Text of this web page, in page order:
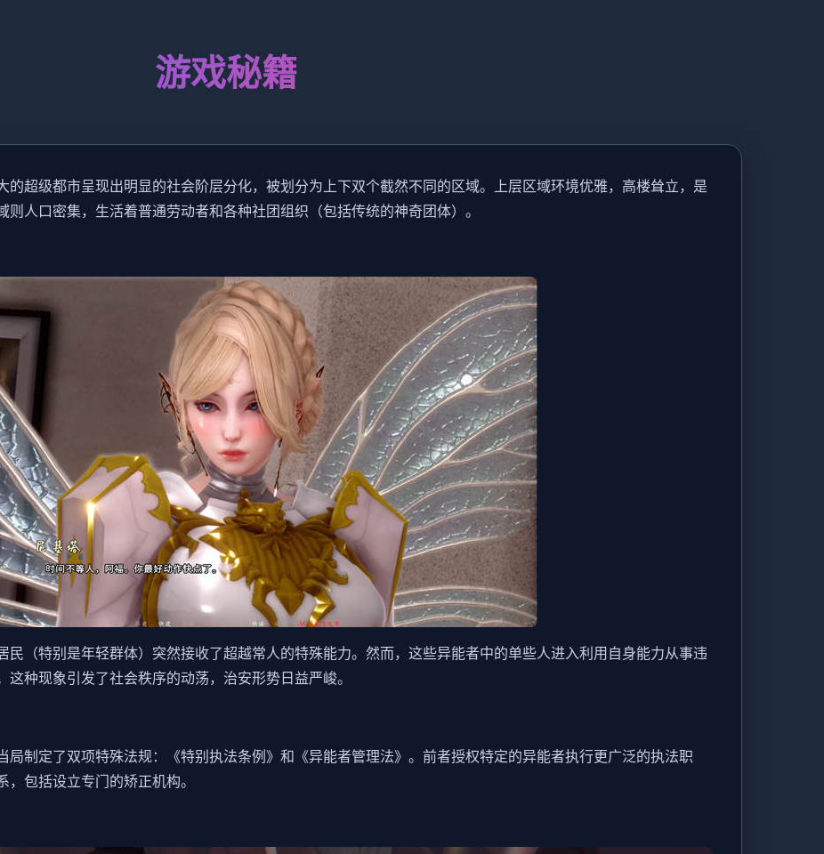
游戏秘籍
的超级都市呈现出明显的社会阶层分化，被划分为上下双个截然不同的区域。上层区域环境优雅，高楼耸立，是
人口密集，生活着普通劳动者和各种社团组织（包括传统的神奇团体）。
民（特别是年轻群体）突然接收了超越常人的特殊能力。然而，这些异能者中的单些人进入利用自身能力从事违
种现象引发了社会秩序的动荡，治安形势日益严峻。
局制定了双项特殊法规：《特别执法条例》和《异能者管理法》。前者授权特定的异能者执行更广泛的执法职
包括设立专门的矫正机构。